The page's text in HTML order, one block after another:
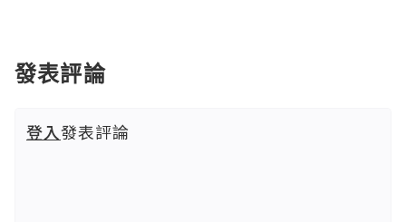
發表評論
登入發表評論